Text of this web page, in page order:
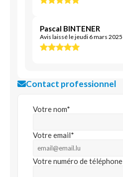
Pascal BINTENER
Avis laissé le jeudi 6 mars 2025
Contact professionnel
Votre nom*
Votre email*
Votre numéro de téléphone